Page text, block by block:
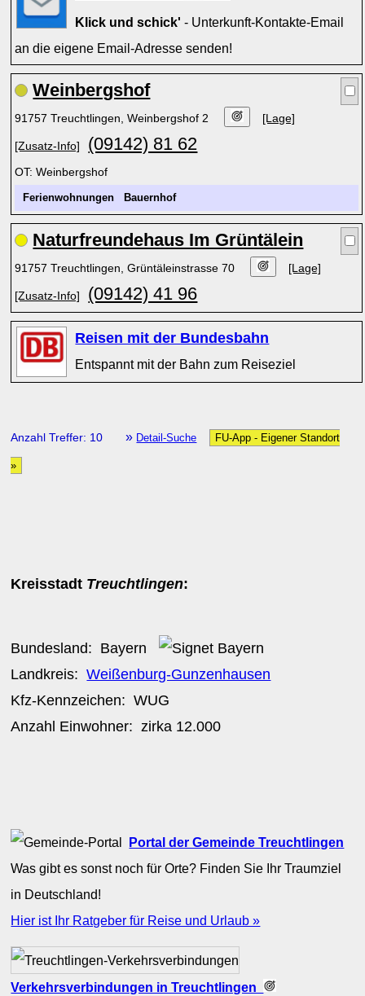
Klick und schick' - Unterkunft-Kontakte-Email
an die eigene Email-Adresse senden!
Weinbergshof
91757 Treuchtlingen, Weinbergshof 2 [Lage]
[Zusatz-Info] (09142) 81 62
OT: Weinbergshof
Ferienwohnungen Bauernhof
Naturfreundehaus Im Grüntälein
91757 Treuchtlingen, Grüntäleinstrasse 70 [Lage]
[Zusatz-Info] (09142) 41 96
Reisen mit der Bundesbahn
Entspannt mit der Bahn zum Reiseziel
Anzahl Treffer: 10 » Detail-Suche FU-App - Eigener Standort
»
Kreisstadt Treuchtlingen:
Bundesland: Bayern
Landkreis:Weißenburg-Gunzenhausen
Kfz-Kennzeichen:WUG
Anzahl Einwohner: zirka 12.000
Portal der Gemeinde Treuchtlingen
Was gibt es sonst noch für Orte? Finden Sie Ihr Traumziel
in Deutschland!
Hier ist Ihr Ratgeber für Reise und Urlaub »
Verkehrsverbindungen in Treuchtlingen